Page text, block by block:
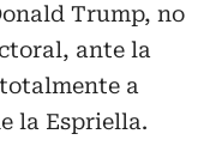
Trump, no
ante la
a
la Espriella.